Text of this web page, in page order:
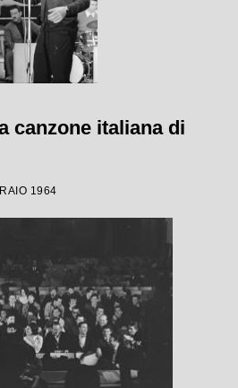
canzone italiana di
1964